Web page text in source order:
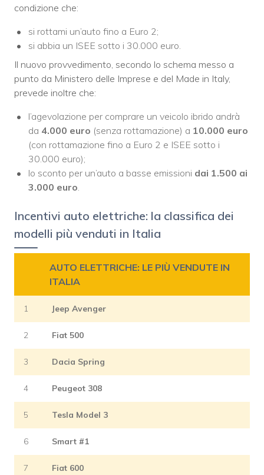
condizione che:
si rottami un’auto fino a Euro 2;
si abbia un ISEE sotto i 30.000 euro.
Il nuovo provvedimento, secondo lo schema messo a
punto da Ministero delle Imprese e del Made in Italy,
prevede inoltre che:
l’agevolazione per comprare un veicolo ibrido andrà
da 4.000 euro (senza rottamazione) a 10.000 euro
(con rottamazione fino a Euro 2 e ISEE sotto i
30.000 euro);
lo sconto per un’auto a basse emissioni dai 1.500 ai
3.000 euro
Incentivi auto elettriche: la classifica dei
modelli più venduti in Italia
AUTO ELETTRICHE: LE PIÙ VENDUTE IN
ITALIA
1 Jeep Avenger
2 Fiat 500
3 Dacia Spring
4 Peugeot 308
5 Tesla Model 3
6 Smart #1
7 Fiat 600